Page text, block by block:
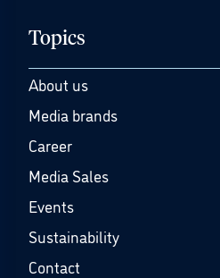
Topics
About us
Media brands
Career
Media Sales
Events
Sustainability
Contact